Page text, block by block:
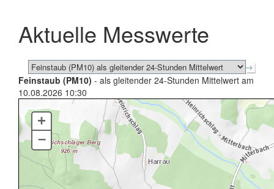
schließen
Aktuelle Messwerte
Feinstaub (PM10) - als gleitender 24-Stunden Mittelwert am
10.08.2026 10:30
+
–